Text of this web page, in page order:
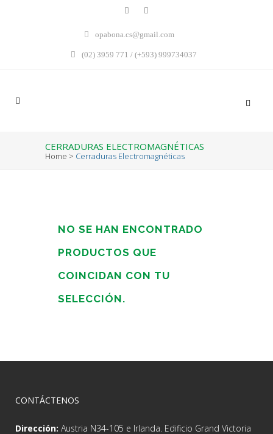
opabona.cs@gmail.com
(02) 3959 771 / (+593) 999734037
CERRADURAS ELECTROMAGNÉTICAS
Home > Cerraduras Electromagnéticas
NO SE HAN ENCONTRADO
PRODUCTOS QUE
COINCIDAN CON TU
SELECCIÓN.
CONTÁCTENOS
Dirección: Austria N34-105 e Irlanda. Edificio Grand Victoria